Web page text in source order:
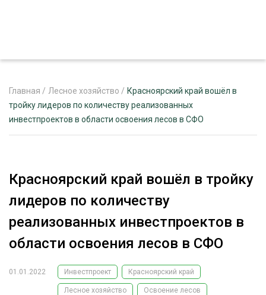
ЖУРНАЛ «ЛЕСНОЙ КОМПЛЕКС»
РЕКЛАМОДАТЕЛЯМ
ЛЕСНОЕ ХОЗЯЙСТВО
ОБРАБОТКА ДРЕВЕСИНЫ
ЭКСПЕРТНОЕ МНЕНИЕ
Главная / Лесное хозяйство / Красноярский край вошёл в
тройку лидеров по количеству реализованных
инвестпроектов в области освоения лесов в СФО
Красноярский край вошёл в тройку
лидеров по количеству
реализованных инвестпроектов в
области освоения лесов в СФО
01.01.2022 Инвестпроект Красноярский край
Лесное хозяйство Освоение лесов